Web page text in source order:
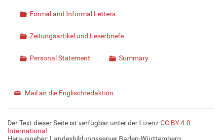
Formal and Informal Letters
Zeitungsartikel und Leserbriefe
Personal Statement Summary
Mail an die Englischredaktion
Der Text dieser Seite ist verfügbar unter der LizenzCC BY 4.0
International